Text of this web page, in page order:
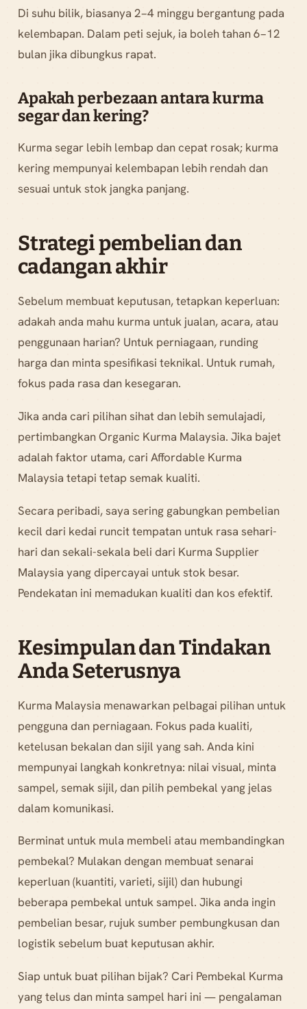
Di suhu bilik, biasanya 2–4 minggu bergantung pada
kelembapan. Dalam peti sejuk, ia boleh tahan 6–12
bulan jika dibungkus rapat.
Apakah perbezaan antara kurma
segar dan kering?
Kurma segar lebih lembap dan cepat rosak; kurma
kering mempunyai kelembapan lebih rendah dan
sesuai untuk stok jangka panjang.
Strategi pembelian dan
cadangan akhir
Sebelum membuat keputusan, tetapkan keperluan:
adakah anda mahu kurma untuk jualan, acara, atau
penggunaan harian? Untuk perniagaan, runding
harga dan minta spesifikasi teknikal. Untuk rumah,
fokus pada rasa dan kesegaran.
Jika anda cari pilihan sihat dan lebih semulajadi,
pertimbangkan Organic Kurma Malaysia. Jika bajet
adalah faktor utama, cari Affordable Kurma
Malaysia tetapi tetap semak kualiti.
Secara peribadi, saya sering gabungkan pembelian
kecil dari kedai runcit tempatan untuk rasa sehari-
hari dan sekali-sekala beli dari Kurma Supplier
Malaysia yang dipercayai untuk stok besar.
Pendekatan ini memadukan kualiti dan kos efektif.
Kesimpulan dan Tindakan
Anda Seterusnya
Kurma Malaysia menawarkan pelbagai pilihan untuk
pengguna dan perniagaan. Fokus pada kualiti,
ketelusan bekalan dan sijil yang sah. Anda kini
mempunyai langkah konkretnya: nilai visual, minta
sampel, semak sijil, dan pilih pembekal yang jelas
dalam komunikasi.
Berminat untuk mula membeli atau membandingkan
pembekal? Mulakan dengan membuat senarai
keperluan (kuantiti, varieti, sijil) dan hubungi
beberapa pembekal untuk sampel. Jika anda ingin
pembelian besar, rujuk sumber pembungkusan dan
logistik sebelum buat keputusan akhir.
Siap untuk buat pilihan bijak? Cari Pembekal Kurma
yang telus dan minta sampel hari ini — pengalaman